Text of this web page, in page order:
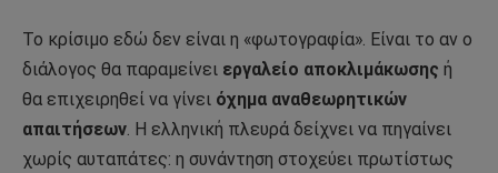
Το κρίσιμο εδώ δεν είναι η «φωτογραφία». Είναι το αν ο
διάλογος θα παραμείνει εργαλείο αποκλιμάκωσης ή
θα επιχειρηθεί να γίνει όχημα αναθεωρητικών
απαιτήσεων. Η ελληνική πλευρά δείχνει να πηγαίνει
χωρίς αυταπάτες: η συνάντηση στοχεύει πρωτίστως